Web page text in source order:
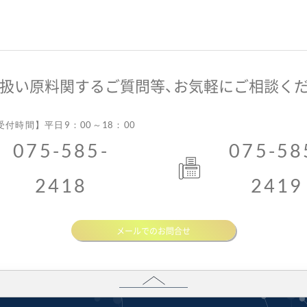
い原料関するご質問等、お気軽にご相談くだ
付時間】平日9：00～18：00
075-585-
2418
075-
2419
メールでのお問合せ